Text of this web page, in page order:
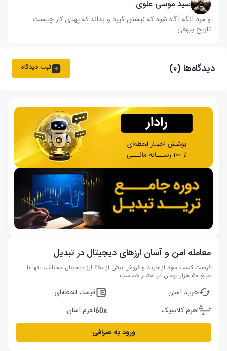
سید موسی علوی
و مرد آنگه آگاه شود که نبشتن گیرد و بداند که پهنای کار چیست‌.
تاریخ بیهقی
دیدگاه‌ها (۰) ثبت دیدگاه
معامله امن و آسان ارزهای دیجیتال در تبدیل
فرصت کسب سود از خرید و فروش بیش از ۶۵۰ ارز دیجیتال مختلف، تنها با
مبلغ ۵۰ هزار تومان در اختیار شماست.
خرید آسان
قیمت لحظه‌ای
اهرم کلاسیک
اهرم آسان
ورود به صرافی